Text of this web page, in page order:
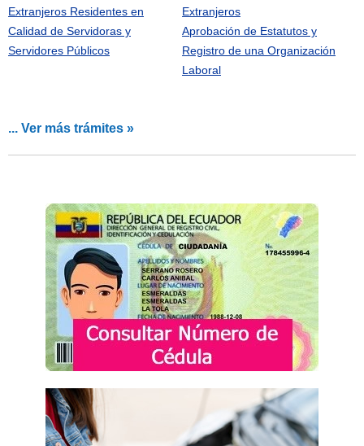
Extranjeros Residentes en
Calidad de Servidoras y
Servidores Públicos
Extranjeros
Aprobación de Estatutos y
Registro de una Organización
Laboral
... Ver más trámites »